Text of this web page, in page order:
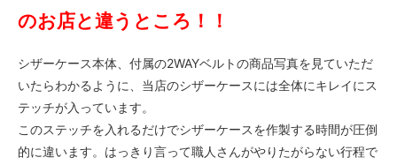
のお店と違うところ！！
シザーケース本体、付属の2WAYベルトの商品写真を見ていただ
いたらわかるように、当店のシザーケースには全体にキレイにス
テッチが入っています。
このステッチを入れるだけでシザーケースを作製する時間が圧倒
的に違います。はっきり言って職人さんがやりたがらない行程で